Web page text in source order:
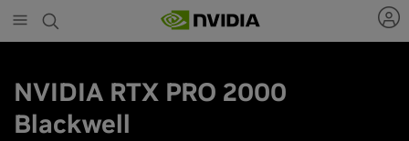
to
main
NVIDIA RTX PRO 2000
Blackwell